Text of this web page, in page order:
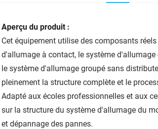
Aperçu du produit :
Cet équipement utilise des composants
d'allumage à contact, le système
le système d'allumage groupé sans
pleinement la structure complète et le
Adapté aux écoles professionnelles et aux
sur la structure du système d'allumage du
et dépannage des pannes.